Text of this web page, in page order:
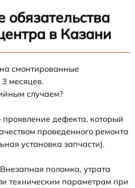
обязательства
в Казани
смонтированные
месяцев.
случаем?
дефекта, который
проведенного ремонта
установка запчасти).
поломка, утрата
техническим параметрам при